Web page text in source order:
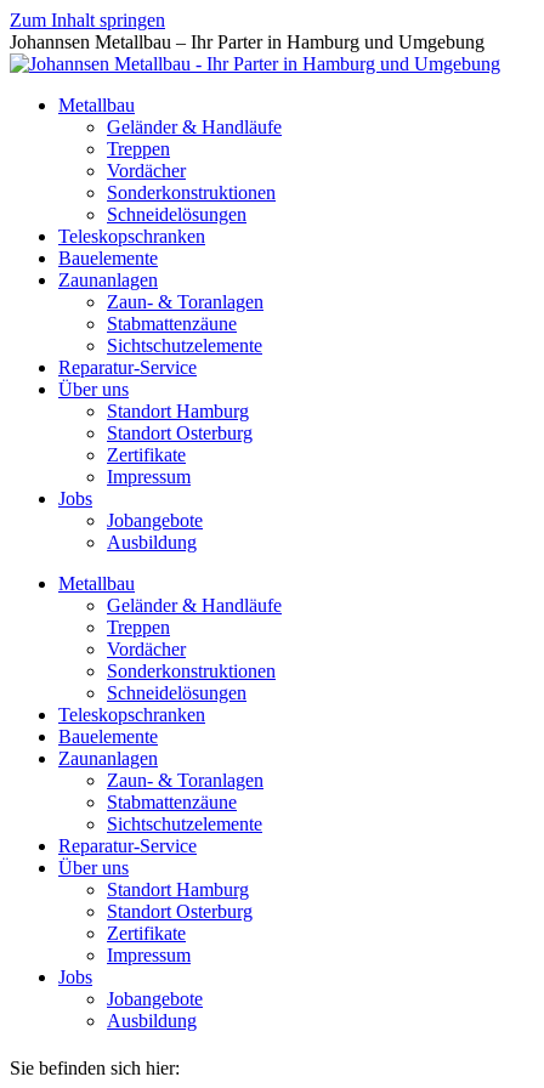
Zum Inhalt springen
Johannsen Metallbau – Ihr Parter in Hamburg und Umgebung
Metallbau
Geländer & Handläufe
Treppen
Vordächer
Sonderkonstruktionen
Schneidelösungen
Teleskopschranken
Bauelemente
Zaunanlagen
Zaun- & Toranlagen
Stabmattenzäune
Sichtschutzelemente
Reparatur-Service
Über uns
Standort Hamburg
Standort Osterburg
Zertifikate
Impressum
Jobs
Jobangebote
Ausbildung
Metallbau
Geländer & Handläufe
Treppen
Vordächer
Sonderkonstruktionen
Schneidelösungen
Teleskopschranken
Bauelemente
Zaunanlagen
Zaun- & Toranlagen
Stabmattenzäune
Sichtschutzelemente
Reparatur-Service
Über uns
Standort Hamburg
Standort Osterburg
Zertifikate
Impressum
Jobs
Jobangebote
Ausbildung
Sie befinden sich hier: